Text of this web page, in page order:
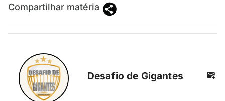
Compartilhar matéria
Desafio de Gigantes